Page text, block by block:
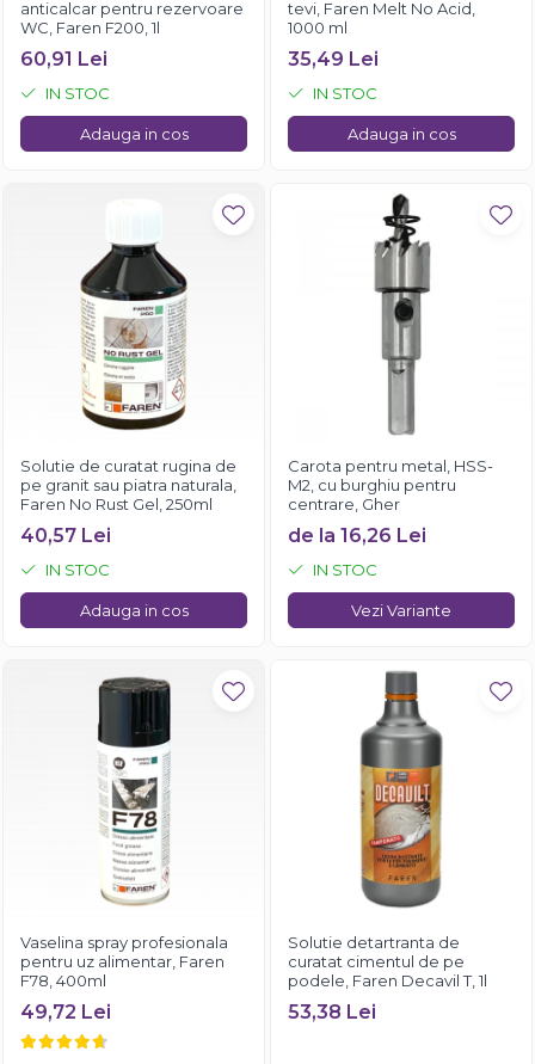
anticalcar pentru rezervoare
WC, Faren F200, 1l
60,91 Lei
IN STOC
Adauga in cos
tevi, Faren Melt No Acid,
1000 ml
35,49 Lei
IN STOC
Adauga in cos
Solutie de curatat rugina de
pe granit sau piatra naturala,
Faren No Rust Gel, 250ml
40,57 Lei
IN STOC
Adauga in cos
Carota pentru metal, HSS-
M2, cu burghiu pentru
centrare, Gher
de la 16,26 Lei
IN STOC
Vezi Variante
Vaselina spray profesionala
pentru uz alimentar, Faren
F78, 400ml
49,72 Lei
Solutie detartranta de
curatat cimentul de pe
podele, Faren Decavil T, 1l
53,38 Lei